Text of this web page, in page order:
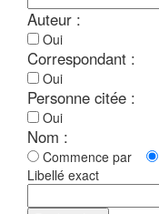
Auteur :
Oui
Correspondant :
Oui
Personne citée :
Oui
Nom :
Commence par
Libellé exact